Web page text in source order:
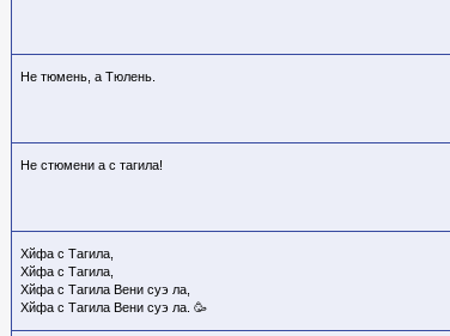
Не тюмень, а Тюлень.
Не стюмени а с тагила!
Хйфа с Тагила,
Хйфа с Тагила,
Хйфа с Тагила Вени суэ ла,
Хйфа с Тагила Вени суэ ла. 🥳